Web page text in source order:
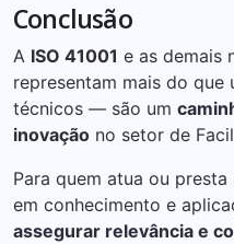
Conclusão
A ISO 41001 e as demais
representam mais do
técnicos — são um
inovação no setor de
Para quem atua ou
em conhecimento e
assegurar relevância e